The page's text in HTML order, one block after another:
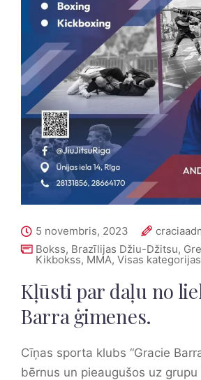
5 novembris, 2023
Bokss, Brazīlijas Džiu-Džitsu,
Kikbokss, MMA, Visas kategorijas
Kļūsti par daļu no
Barra ģimenes.
Cīņas sporta klubs “Gracie
bērnus un pieaugušos uz